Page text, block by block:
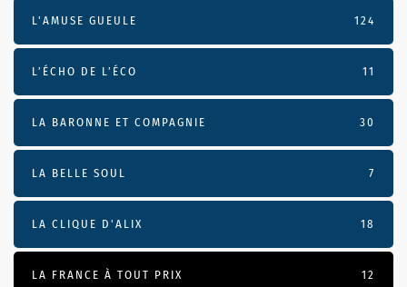
L'AMUSE GUEULE 124
L’ÉCHO DE L’ÉCO 11
LA BARONNE ET COMPAGNIE 30
LA BELLE SOUL 7
LA CLIQUE D'ALIX 18
LA FRANCE À TOUT PRIX 12